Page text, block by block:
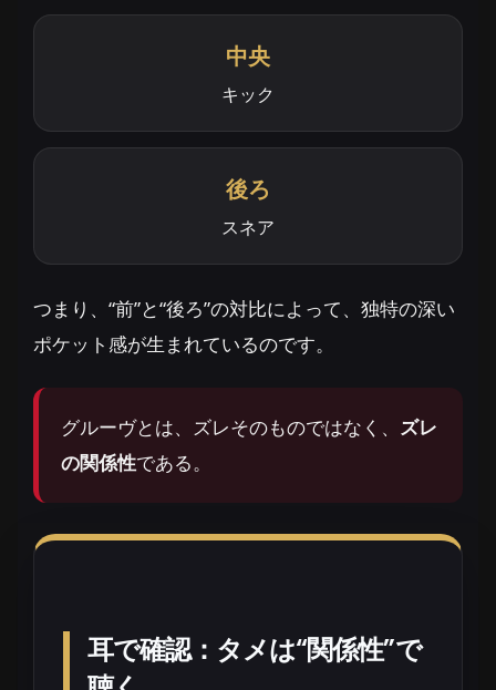
中央
キック
後ろ
スネア
つまり、“前”と“後ろ”の対比によって、独特の深い
ポケット感が生まれているのです。
グルーヴとは、ズレそのものではなく、 ズレ
の関係性である。
耳で確認：タメは“関係性”で